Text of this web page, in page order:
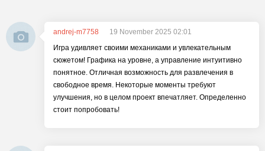
andrej-m7758
19 November 2025 02:01
Игра удивляет своими механиками и увлекательным
сюжетом! Графика на уровне, а управление интуитивно
понятное. Отличная возможность для развлечения в
свободное время. Некоторые моменты требуют
улучшения, но в целом проект впечатляет. Определенно
стоит попробовать!